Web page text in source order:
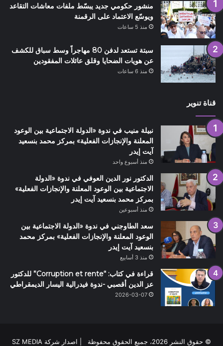
منشور حكومي جديد يبسّط ملفات معاشات التقاعد
ويوسّع الاعتماد على الرقمنة
منذ 5 ساعات
سبتة تستعد لدفن 80 مهاجراً وسط سباق للكشف
عن هويات الضحايا وقلق عائلات المفقودين
منذ 6 ساعات
قناة تنوير
نبيلة منيب في ندوة «الدولة الاجتماعية بين الوعود
المعلنة والإنجازات الفعلية» بمركز محمد بنسعيد
آيت إيدر
منذ أسبوع واحد
الدكتور نور الدين العوفي في ندوة «الدولة
الاجتماعية بين الوعود المعلنة والإنجازات الفعلية»
بمركز محمد بنسعيد آيت إيدر
منذ أسبوعين
سعد الطاوجني في ندوة «الدولة الاجتماعية بين
الوعود المعلنة والإنجازات الفعلية» بمركز محمد
بنسعيد آيت إيدر
منذ 3 أسابيع
قراءة في كتاب: “Corruption et rente” للدكتور
عز الدين أقصبي -ندوة فيدرالية اليسار الديمقراطي
2026-03-07
© حقوق النشر 2026، جميع الحقوق محفوظة | اصدار شركة SZ MEDIA